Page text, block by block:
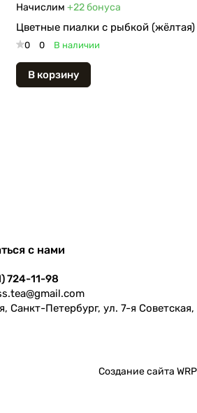
Начислим +22бонуса
Цветные пиалки с рыбкой (жёлтая)
0 0 В наличии
В корзину
с нами
724-11-98
Санкт-Петербург, ул. 7-я Советская,
Создание сайта WRP